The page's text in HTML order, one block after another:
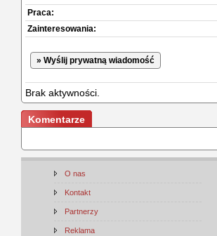
Praca:
Zainteresowania:
» Wyślij prywatną wiadomość
Brak aktywności.
Komentarze
O nas
Kontakt
Partnerzy
Reklama